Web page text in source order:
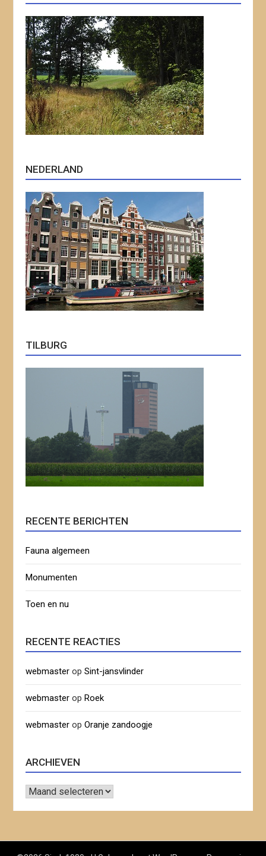
NEDERLAND
TILBURG
RECENTE BERICHTEN
Fauna algemeen
Monumenten
Toen en nu
RECENTE REACTIES
webmaster opSint-jansvlinder
webmaster opRoek
webmaster opOranje zandoogje
ARCHIEVEN
Archieven